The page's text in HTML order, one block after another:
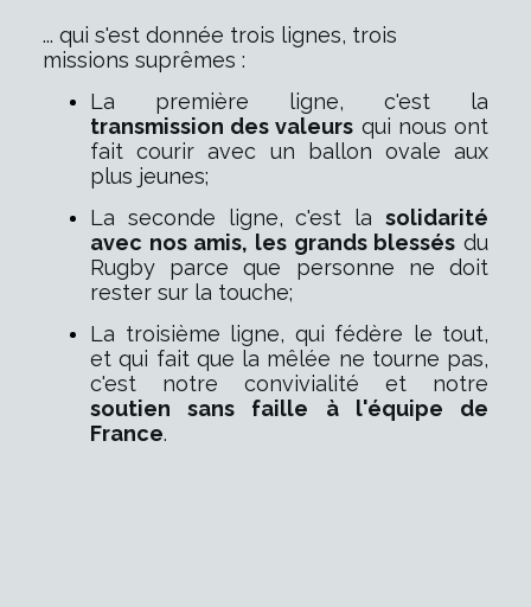
... qui s'est donnée trois lignes, trois
missions suprêmes :
La première ligne, c'est la
transmission des valeurs qui nous ont
fait courir avec un ballon ovale aux
plus jeunes;
La seconde ligne, c'est la solidarité
avec nos amis, les grands blessés du
Rugby parce que personne ne doit
rester sur la touche;
La troisième ligne, qui fédère le tout,
et qui fait que la mêlée ne tourne pas,
c'est notre convivialité et notre
soutien sans faille à l'équipe de
France.